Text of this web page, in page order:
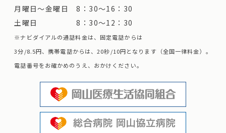
月曜日～金曜日 8：30～16：30
土曜日 8：30～12：30
※ナビダイアルの通話料金は、固定電話からは
3分/8.5円、携帯電話からは、20秒/10円となります（全国一律料金）。
電話番号をお確かめのうえ、おかけください。